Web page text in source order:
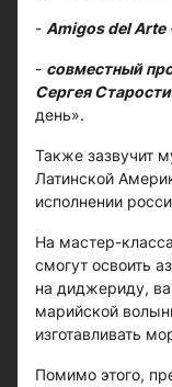
- Amigos del Arte
- совместный
Сергея
день».
Также зазвучит
Латинской
исполнении
На мастер-
смогут освоить
на диджериду,
марийской
изготавливать
Помимо этого,